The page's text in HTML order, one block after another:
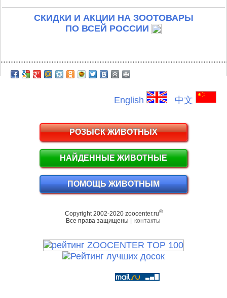
СКИДКИ И АКЦИИ НА ЗООТОВАРЫ
ПО ВСЕЙ РОССИИ
English 中文
РОЗЫСК ЖИВОТНЫХ
НАЙДЕННЫЕ ЖИВОТНЫЕ
ПОМОЩЬ ЖИВОТНЫМ
Copyright 2002-2020 zoocenter.ru©
Все права защищены | контакты